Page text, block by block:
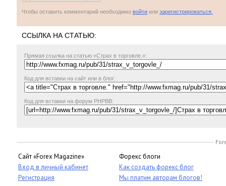
Чтобы оставить комментарий необходимо войти или зарегистрироваться.
ССЫЛКА НА СТАТЬЮ:
Прямая ссылка на статью «Страх в торговле.»:
Код для вставки на сайт или в блог:
Код для вставки на форум PHPBB:
Сайт «Forex Magazine»
Вход в личный кабинет
Регистрация
Форекс блоги
Как создать форекс блог
Мы платим авторам блогов!